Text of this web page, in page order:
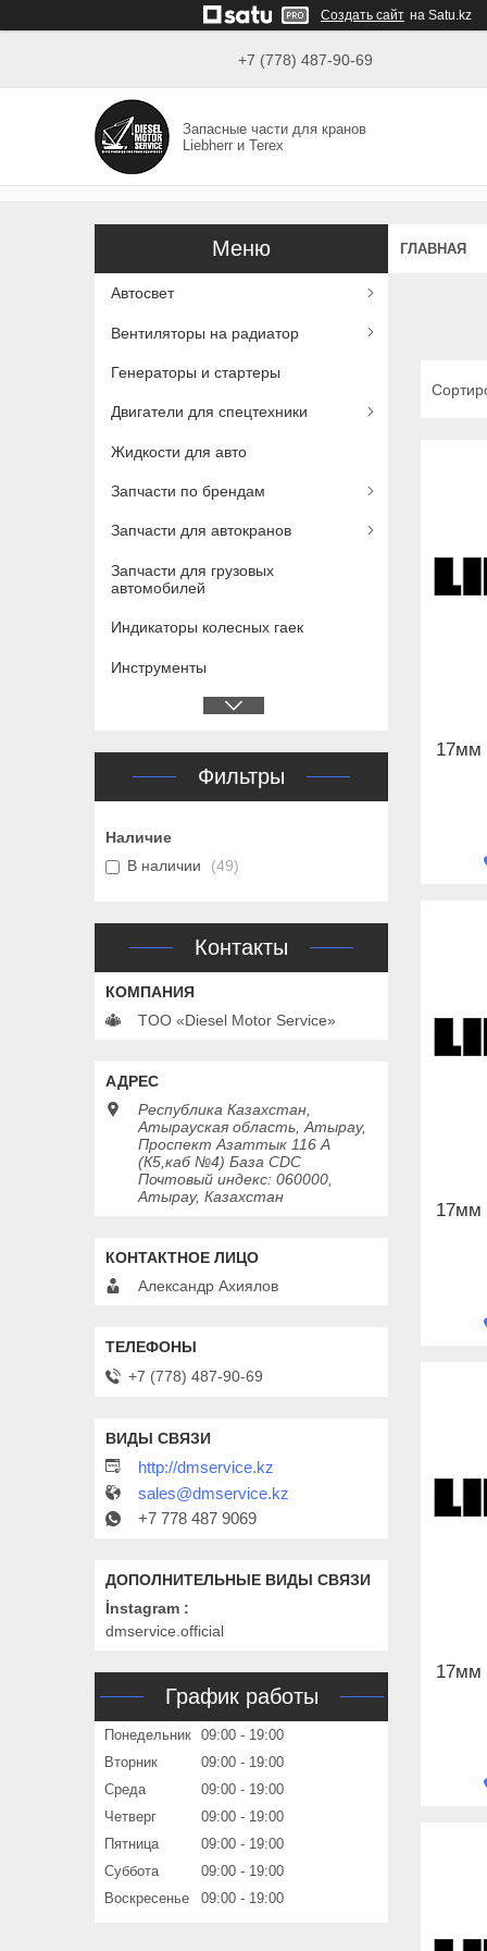
Создать сайт на Satu.kz
+7 (778) 487-90-69
Запасные части для кранов
Liebherr и Terex
ГЛАВНАЯ
17мм
17мм
17мм
Автосвет
Вентиляторы на радиатор
Генераторы и стартеры
Двигатели для спецтехники
Жидкости для авто
Запчасти по брендам
Запчасти для автокранов
Запчасти для грузовых
автомобилей
Индикаторы колесных гаек
Инструменты
Фильтры
Наличие
В наличии
49
Контакты
TOO «Diesel Motor Service»
Республика Казахстан,
Атырауская область, Атырау,
Проспект Азаттык 116 А
(К5,каб №4) База CDC
Почтовый индекс: 060000,
Атырау, Казахстан
Александр Ахиялов
+7 (778) 487-90-69
http://dmservice.kz
sales@dmservice.kz
+7 778 487 9069
İnstagram
dmservice.official
График работы
Понедельник 09:00
19:00
Вторник
09:00
19:00
Среда
09:00
19:00
Четверг
09:00
19:00
Пятница
09:00
19:00
Суббота
09:00
19:00
Воскресенье
09:00 19:00